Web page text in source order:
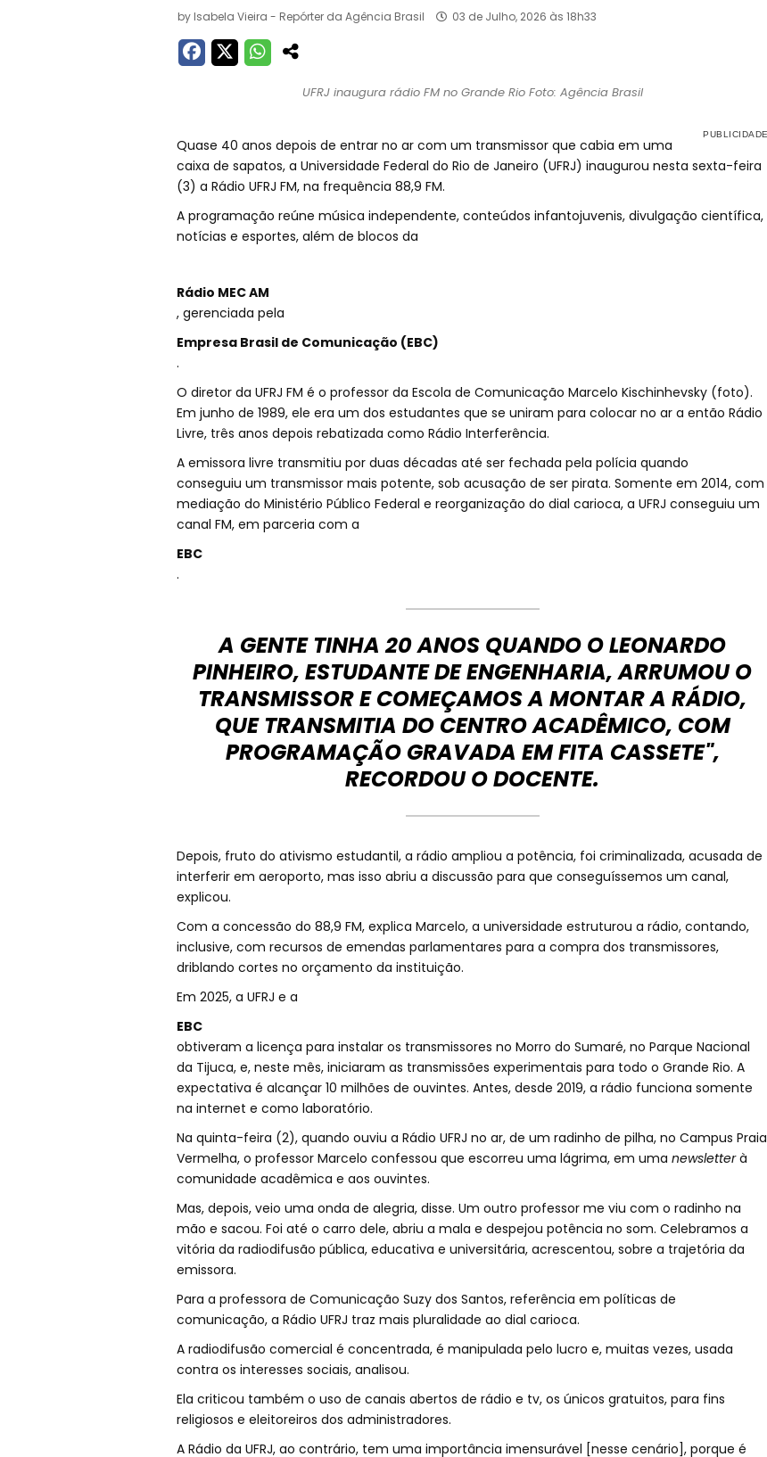
by Isabela Vieira - Repórter da Agência Brasil 03 de Julho, 2026 às 18h33
UFRJ inaugura rádio FM no Grande Rio Foto: Agência Brasil
Quase 40 anos depois de entrar no ar com um transmissor que cabia em uma
caixa de sapatos, a Universidade Federal do Rio de Janeiro (UFRJ) inaugurou nesta sexta-feira
(3) a Rádio UFRJ FM, na frequência 88,9 FM.
A programação reúne música independente, conteúdos infantojuvenis, divulgação científica,
notícias e esportes, além de blocos da
Rádio MEC AM
, gerenciada pela
Empresa Brasil de Comunicação (EBC)
.
O diretor da UFRJ FM é o professor da Escola de Comunicação Marcelo Kischinhevsky (foto).
Em junho de 1989, ele era um dos estudantes que se uniram para colocar no ar a então Rádio
Livre, três anos depois rebatizada como Rádio Interferência.
A emissora livre transmitiu por duas décadas até ser fechada pela polícia quando
conseguiu um transmissor mais potente, sob acusação de ser pirata. Somente em 2014, com
mediação do Ministério Público Federal e reorganização do dial carioca, a UFRJ conseguiu um
canal FM, em parceria com a
EBC
.
A GENTE TINHA 20 ANOS QUANDO O LEONARDO
PINHEIRO, ESTUDANTE DE ENGENHARIA, ARRUMOU O
TRANSMISSOR E COMEÇAMOS A MONTAR A RÁDIO,
QUE TRANSMITIA DO CENTRO ACADÊMICO, COM
PROGRAMAÇÃO GRAVADA EM FITA CASSETE",
RECORDOU O DOCENTE.
Depois, fruto do ativismo estudantil, a rádio ampliou a potência, foi criminalizada, acusada de
interferir em aeroporto, mas isso abriu a discussão para que conseguíssemos um canal,
explicou.
Com a concessão do 88,9 FM, explica Marcelo, a universidade estruturou a rádio, contando,
inclusive, com recursos de emendas parlamentares para a compra dos transmissores,
driblando cortes no orçamento da instituição.
Em 2025, a UFRJ e a
EBC
obtiveram a licença para instalar os transmissores no Morro do Sumaré, no Parque Nacional
da Tijuca, e, neste mês, iniciaram as transmissões experimentais para todo o Grande Rio. A
expectativa é alcançar 10 milhões de ouvintes. Antes, desde 2019, a rádio funciona somente
na internet e como laboratório.
Na quinta-feira (2), quando ouviu a Rádio UFRJ no ar, de um radinho de pilha, no Campus Praia
Vermelha, o professor Marcelo confessou que escorreu uma lágrima, em uma newsletterà
comunidade acadêmica e aos ouvintes.
Mas, depois, veio uma onda de alegria, disse. Um outro professor me viu com o radinho na
mão e sacou. Foi até o carro dele, abriu a mala e despejou potência no som. Celebramos a
vitória da radiodifusão pública, educativa e universitária, acrescentou, sobre a trajetória da
emissora.
Para a professora de Comunicação Suzy dos Santos, referência em políticas de
comunicação, a Rádio UFRJ traz mais pluralidade ao dial carioca.
A radiodifusão comercial é concentrada, é manipulada pelo lucro e, muitas vezes, usada
contra os interesses sociais, analisou.
Ela criticou também o uso de canais abertos de rádio e tv, os únicos gratuitos, para fins
religiosos e eleitoreiros dos administradores.
A Rádio da UFRJ, ao contrário, tem uma importância imensurável [nesse cenário], porque é